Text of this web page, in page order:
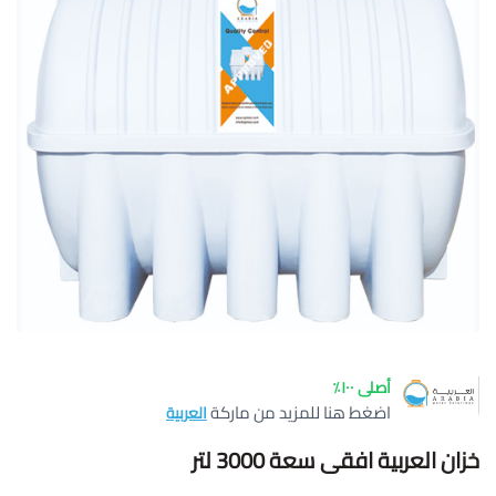
أصلى ١٠٠٪
اضغط هنا للمزيد من ماركةالعربية
خزان العربية افقى سعة 3000 لتر